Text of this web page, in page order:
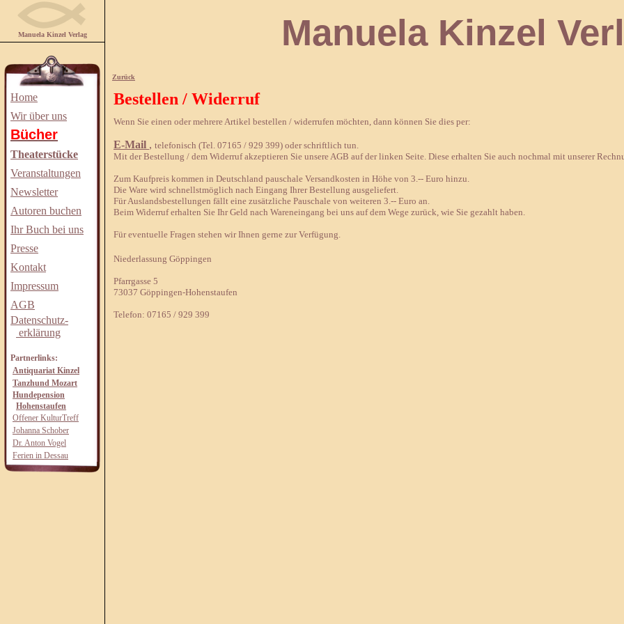
Manuela Kinzel Verlag
Home
Wir über uns
Bücher
Theaterstücke
Veranstaltungen
Newsletter
Autoren buchen
Ihr Buch bei uns
Presse
Kontakt
Impressum
AGB
Datenschutz-
erklärung
Partnerlinks:
Antiquariat Kinzel
Tanzhund Mozart
Hundepension
Hohenstaufen
Offener KulturTreff
Johanna Schober
Dr. Anton Vogel
Ferien in Dessau
Manuela Kinzel
Zurück
Bestellen / Widerruf
Wenn Sie einen oder mehrere Artikel bestellen / widerrufen möchten, dann können Sie dies per:
E-Mail , telefonisch (Tel. 07165 / 929 399) oder schriftlich tun.
Mit der Bestellung / dem Widerruf akzeptieren Sie unsere AGB auf der linken Seite. Diese erhalten Sie auch nochmal mit unserer
Zum Kaufpreis kommen in Deutschland pauschale Versandkosten in Höhe von 3.-- Euro hinzu.
Die Ware wird schnellstmöglich nach Eingang Ihrer Bestellung ausgeliefert.
Für Auslandsbestellungen fällt eine zusätzliche Pauschale von weiteren 3.-- Euro an.
Beim Widerruf erhalten Sie Ihr Geld nach Wareneingang bei uns auf dem Wege zurück, wie Sie gezahlt haben.
Für eventuelle Fragen stehen wir Ihnen gerne zur Verfügung.
Niederlassung Göppingen
Pfarrgasse 5
73037 Göppingen-Hohenstaufen
Telefon: 07165 / 929 399